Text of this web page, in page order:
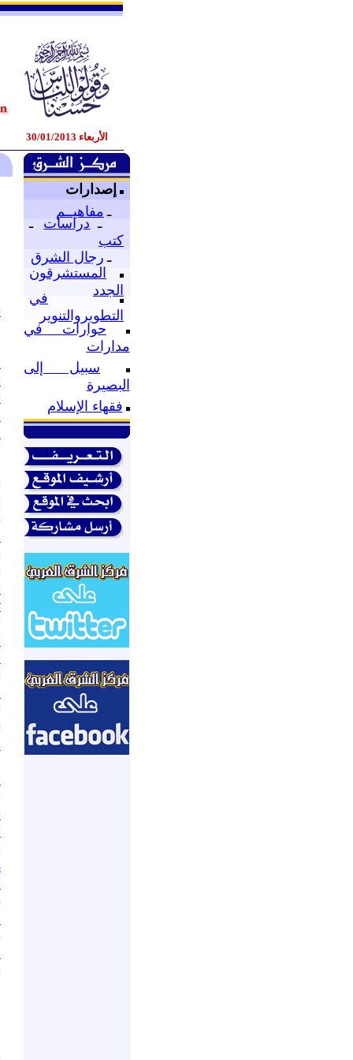
الأربعاء 30/01/2013
إصدارات
ـ مفاهيــم
ـ دراسات
ـ
كتب
ـ رجال الشرق
المستشرقون
الجدد
في
التطويروالتنوير
حوارات في
مدارات
سبيل إلى
البصيرة
فقهاء الإسلام